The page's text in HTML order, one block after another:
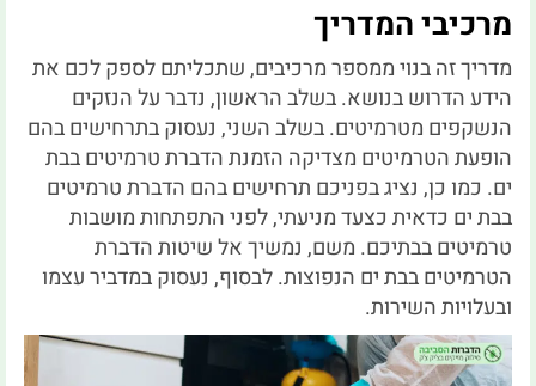
מרכיבי המדריך
מדריך זה בנוי ממספר מרכיבים, שתכליתם לספק לכם את
הידע הדרוש בנושא. בשלב הראשון, נדבר על הנזקים
הנשקפים מטרמיטים. בשלב השני, נעסוק בתרחישים בהם
הופעת הטרמיטים מצדיקה הזמנת הדברת טרמיטים בבת
ים. כמו כן, נציג בפניכם תרחישים בהם הדברת טרמיטים
בבת ים כדאית כצעד מניעתי, לפני התפתחות מושבות
טרמיטים בבתיכם. משם, נמשיך אל שיטות הדברת
הטרמיטים בבת ים הנפוצות. לבסוף, נעסוק במדביר עצמו
ובעלויות השירות.